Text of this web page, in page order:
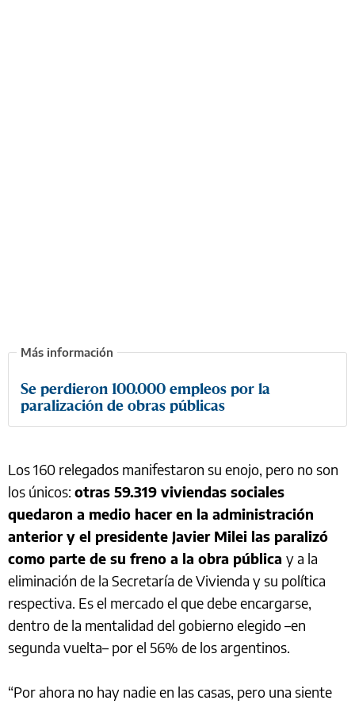
Se perdieron 100.000 empleos por la
paralización de obras públicas
Los 160 relegados manifestaron su enojo, pero no son
los únicos: otras 59.319 viviendas sociales
quedaron a medio hacer en la administración
anterior y el presidente Javier Milei las paralizó
como parte de su freno a la obra pública y a la
eliminación de la Secretaría de Vivienda y su política
respectiva. Es el mercado el que debe encargarse,
dentro de la mentalidad del gobierno elegido –en
segunda vuelta– por el 56% de los argentinos.
“Por ahora no hay nadie en las casas, pero una siente